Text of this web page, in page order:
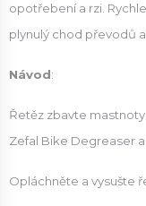
opotřebení a rzi.
plynulý chod převodů a
Návod:
Řetěz zbavte
Zefal Bike Degreaser
Opláchněte a vysušte